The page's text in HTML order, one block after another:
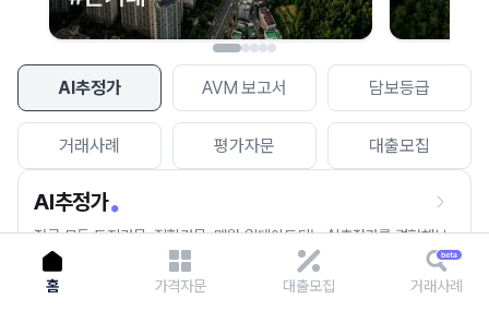
AI추정가 AVM 보고서 담보등급
거래사례 평가자문 대출모집
AI추정가
전국 모든 토지건물, 집합건물, 매월 업데이트되는 AI추정가를 경험해보
세요.
홈 가격자문 대출모집 거래사례